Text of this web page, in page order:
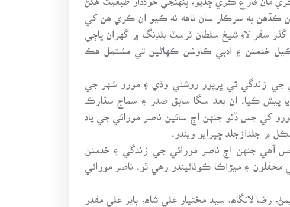
ڪڏهن به سرڪار سان ٺاهه نه ڪيو ان ڪري هن کي
سفر لاءِ شيخ سلطان ٽرسٽ بلڊنگ ۾ گهران ڀاڄي
خدمتن ۽ ادبي ڪاوشن ڪهاڻين تي مشتمل هڪ
جي زندگي تي ڀرپور روشني وڌي ۽ مورو شهر جي
پيش ڪيا. ان بعد سگا سابق صدر ۽ سماج سڌارڪ
کي جس ڏنو جنهن اڄ سائين ناصر مورائي جي ياد
آهي جنهن اڄ ناصر مورائي جي زندگي ۽ خدمتن
۽ ميڙاڪا ڪوٺائيندو رهي ٿو. ناصر مورائي
لانگاھ، سيد مختيار علي شاھ، بابر علي مقدر